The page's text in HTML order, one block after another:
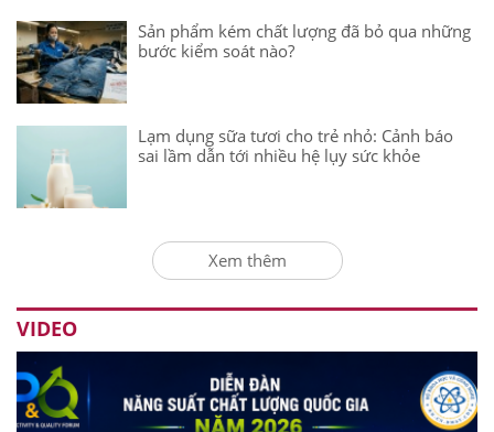
Sản phẩm kém chất lượng đã bỏ qua những
bước kiểm soát nào?
Lạm dụng sữa tươi cho trẻ nhỏ: Cảnh báo
sai lầm dẫn tới nhiều hệ lụy sức khỏe
Xem thêm
VIDEO